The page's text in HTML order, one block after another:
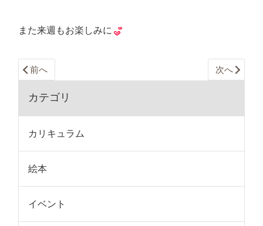
また来週もお楽しみに
前へ 次へ
カテゴリ
カリキュラム
絵本
イベント